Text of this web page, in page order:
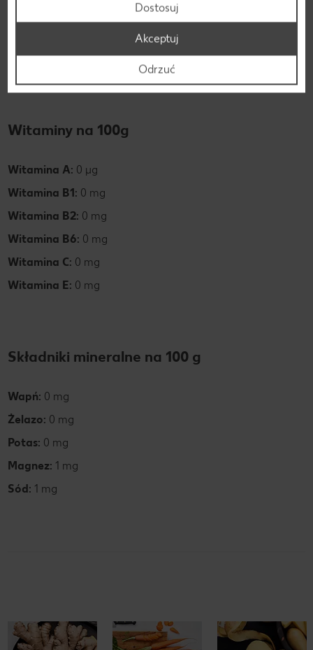
Białko:7 g
Tłuszcz:1 g
Witaminy na 100g
Witamina A: 0 µg
Witamina B1: 0 mg
Witamina B2: 0 mg
Witamina B6: 0 mg
Witamina C: 0 mg
Witamina E: 0 mg
Składniki mineralne na 100 g
Wapń: 0 mg
Żelazo: 0 mg
Potas: 0 mg
Magnez: 1 mg
Sód: 1 mg
Dostosuj
Odrzuć
Akceptuj